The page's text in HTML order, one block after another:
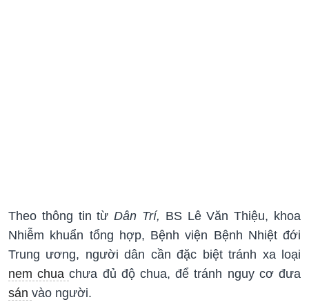
Theo thông tin từDân Trí, BS Lê Văn Thiệu, khoa
Nhiễm khuẩn tổng hợp, Bệnh viện Bệnh Nhiệt đới
Trung ương, người dân cần đặc biệt tránh xa loại
nem chuachưa đủ độ chua, để tránh nguy cơ đưa
sán vào người.